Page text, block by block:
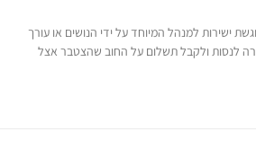
ישירות למנהל המיוחד על ידי הנושים או עורך
לנסות ולקבל תשלום על החוב שהצטבר אצל